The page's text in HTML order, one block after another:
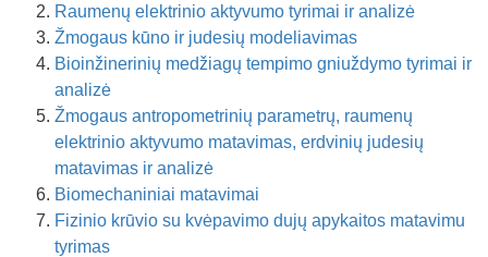
Raumenų elektrinio aktyvumo tyrimai ir analizė
Žmogaus kūno ir judesių modeliavimas
Bioinžinerinių medžiagų tempimo gniuždymo tyrimai ir
analizė
Žmogaus antropometrinių parametrų, raumenų
elektrinio aktyvumo matavimas, erdvinių judesių
matavimas ir analizė
Biomechaniniai matavimai
Fizinio krūvio su kvėpavimo dujų apykaitos matavimu
tyrimas